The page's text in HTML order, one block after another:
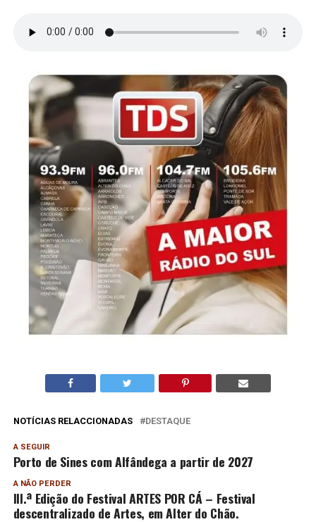
NOTÍCIAS RELACCIONADAS DESTAQUE
A SEGUIR
Porto de Sines com Alfândega a partir de 2027
A NÃO PERDER
III.ª Edição do Festival ARTES POR CÁ – Festival
descentralizado de Artes, em Alter do Chão.